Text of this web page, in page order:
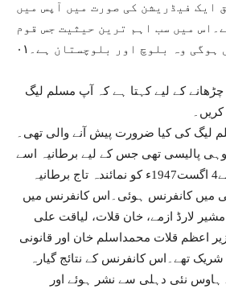
ایک فیڈریشن کی صورت میں آپس میں
میں سب اہم ترین حیثیت جس قوم
وہ بلوچ اور بلوچستان ہے۔۰۱
کے لیے کہتا ہے کہ آپ مسلم لیگ
لیگ کی کیا ضرورت پیش آنے والی تھی۔
پالیسی تھی جس کے لیے برطانیہ اسے
شئے دے رہی تھی۔ جیسے4 اگست1947ء کو نمائندہ تاج برطانیہ
میں کانفرنس ہوئی۔اس کانفرنس میں
مشیر لارڈ ازمے، خان قلات، لیاقت علی
اعظم قلات محمداسلم خان اور قانونی
تھے۔اس کانفرنس کے نتائج گیارہ
رائے ہاوس نئی دہلی سے نشر ہوئے اور